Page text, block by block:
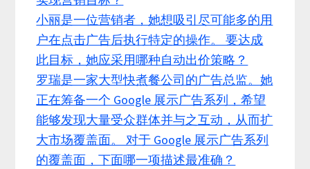
小丽是一位营销者，她想吸引尽可能多的用
户在点击广告后执行特定的操作。 要达成
此目标，她应采用哪种自动出价策略？
罗瑞是一家大型快煮餐公司的广告总监。她
正在筹备一个 Google 展示广告系列，希望
能够发现大量受众群体并与之互动，从而扩
大市场覆盖面。 对于 Google 展示广告系列
的覆盖面，下面哪一项描述最准确？